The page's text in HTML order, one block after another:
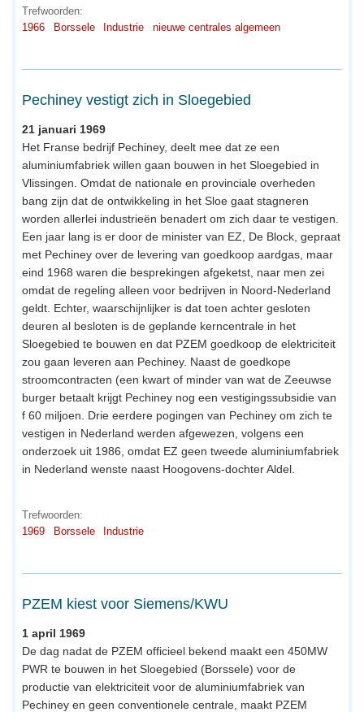
Trefwoorden:
1966
Borssele Industrie nieuwe centrales algemeen
Pechiney vestigt zich in Sloegebied
21 januari 1969
Het Franse bedrijf Pechiney, deelt mee dat ze een
aluminiumfabriek willen gaan bouwen in het Sloegebied in
Vlissingen. Omdat de nationale en provinciale overheden
bang zijn dat de ontwikkeling in het Sloe gaat stagneren
worden allerlei industrieën benadert om zich daar te vestigen.
Een jaar lang is er door de minister van EZ, De Block, gepraat
met Pechiney over de levering van goedkoop aardgas, maar
eind 1968 waren die besprekingen afgeketst, naar men zei
omdat de regeling alleen voor bedrijven in Noord-Nederland
geldt. Echter, waarschijnlijker is dat toen achter gesloten
deuren al besloten is de geplande kerncentrale in het
Sloegebied te bouwen en dat PZEM goedkoop de elektriciteit
zou gaan leveren aan Pechiney. Naast de goedkope
stroomcontracten (een kwart of minder van wat de Zeeuwse
burger betaalt krijgt Pechiney nog een vestigingssubsidie van
f 60 miljoen. Drie eerdere pogingen van Pechiney om zich te
vestigen in Nederland werden afgewezen, volgens een
onderzoek uit 1986, omdat EZ geen tweede aluminiumfabriek
in Nederland wenste naast Hoogovens-dochter Aldel.
Trefwoorden:
1969
Borssele Industrie
PZEM kiest voor Siemens/KWU
1 april 1969
De dag nadat de PZEM officieel bekend maakt een 450MW
PWR te bouwen in het Sloegebied (Borssele) voor de
productie van elektriciteit voor de aluminiumfabriek van
Pechiney en geen conventionele centrale, maakt PZEM